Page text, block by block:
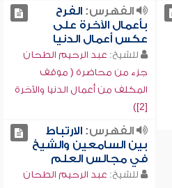
الفهرس:الفرح
بأعمال الآخرة على
عكس أعمال الدنيا
للشيخ: عبد الرحيم الطحان
جزء من محاضرة ( موقف
المكلف من أعمال الدنيا والآخرة
[2])
الفهرس:الارتباط
بين السامعين والشيخ
في مجالس العلم
للشيخ: عبد الرحيم الطحان